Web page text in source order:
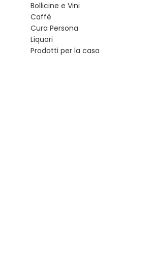
Bollicine e Vini
Caffè
Cura Persona
Liquori
Prodotti per la casa